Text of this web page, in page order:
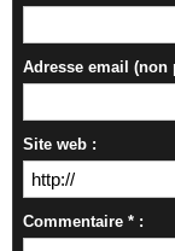
Adresse email (non
Site web :
Commentaire * :